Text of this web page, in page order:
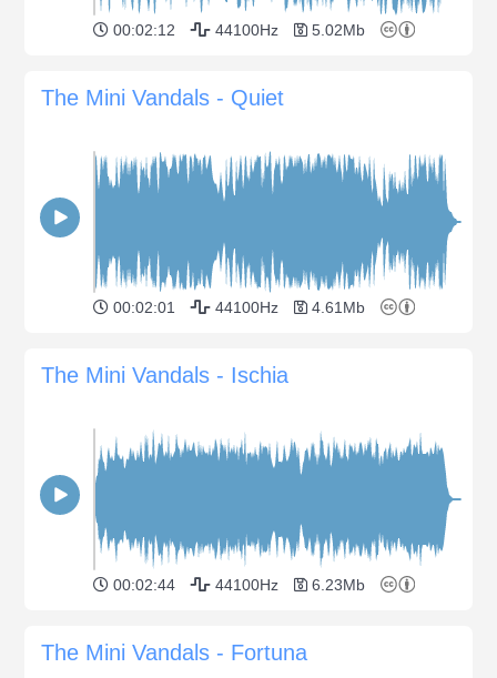
00:02:12 44100Hz 5.02Mb
The Mini Vandals - Quiet
00:02:01 44100Hz 4.61Mb
The Mini Vandals - Ischia
00:02:44 44100Hz 6.23Mb
The Mini Vandals - Fortuna